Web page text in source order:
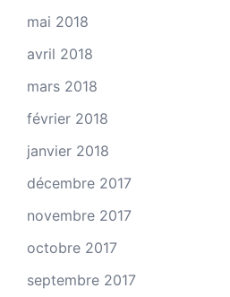
mai 2018
avril 2018
mars 2018
février 2018
janvier 2018
décembre 2017
novembre 2017
octobre 2017
septembre 2017